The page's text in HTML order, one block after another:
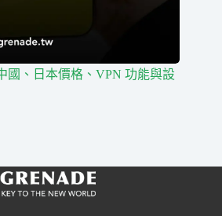
國、日本價格、VPN 功能與設